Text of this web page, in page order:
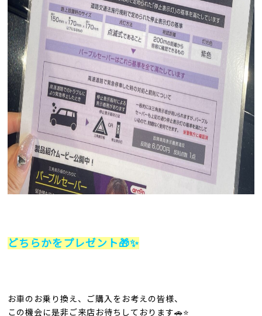
どちらかをプレゼント🎁✨
お車のお乗り換え、ご購入をお考えの皆様、
この機会に是非ご来店お待ちしております🚗⭐️